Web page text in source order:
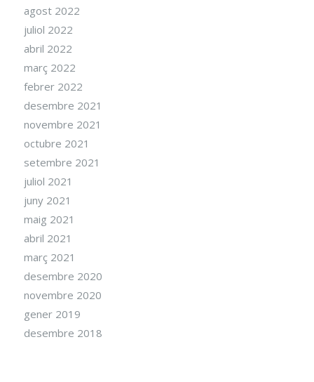
agost 2022
juliol 2022
abril 2022
març 2022
febrer 2022
desembre 2021
novembre 2021
octubre 2021
setembre 2021
juliol 2021
juny 2021
maig 2021
abril 2021
març 2021
desembre 2020
novembre 2020
gener 2019
desembre 2018